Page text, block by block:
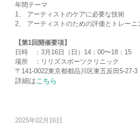
年間テーマ
1、 アーティストのケアに必要な技術
2、 アーティストのための評価とトレーニ
【第1回開催要項】
日時 ：3月16日（日）14：00〜18：15
場所 ：リリズスポーツクリニック
〒141-0022東京都都品川区東五反田5-
詳細はこちら
2025年02月16日